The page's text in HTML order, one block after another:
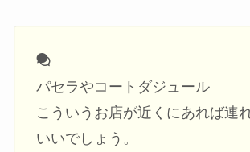
パセラやコートダジュール
こういうお店が近くにあれば連
いいでしょう。